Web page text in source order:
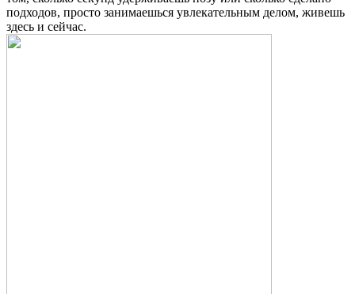
подходов, просто занимаешься увлекательным делом, живешь
здесь и сейчас.